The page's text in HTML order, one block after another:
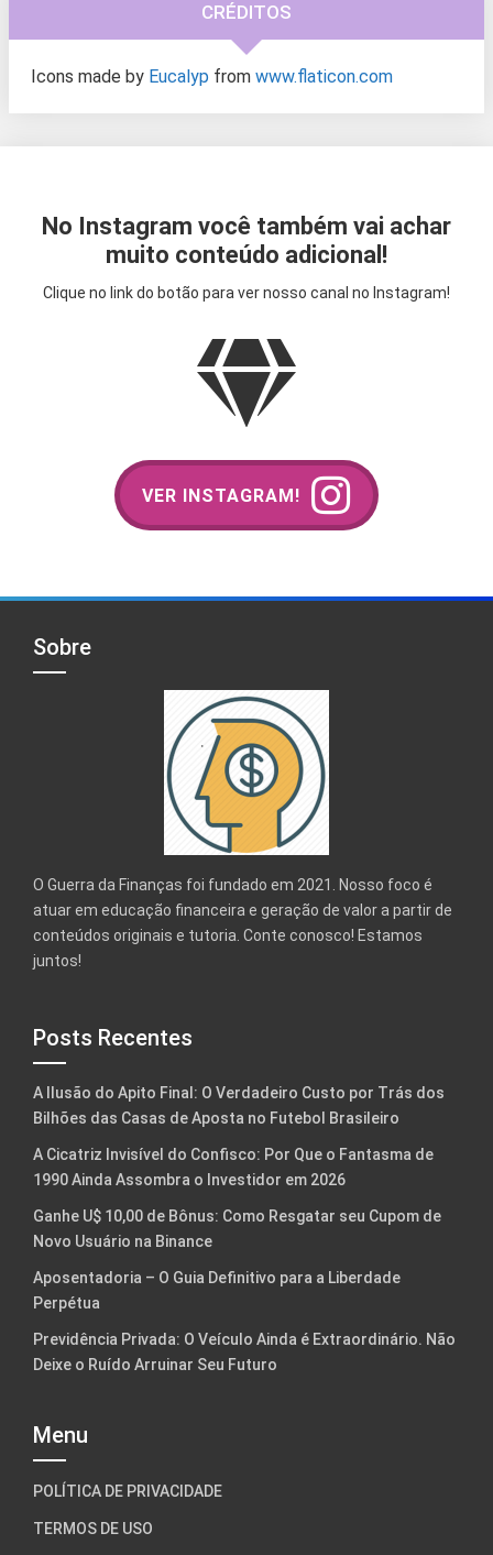
CRÉDITOS
Icons made by Eucalyp from www.flaticon.com
No Instagram você também vai achar
muito conteúdo adicional!
Clique no link do botão para ver nosso canal no Instagram!
VER INSTAGRAM!
Sobre
O Guerra da Finanças foi fundado em 2021. Nosso foco é
atuar em educação financeira e geração de valor a partir de
conteúdos originais e tutoria. Conte conosco! Estamos
juntos!
Posts Recentes
A Ilusão do Apito Final: O Verdadeiro Custo por Trás dos
Bilhões das Casas de Aposta no Futebol Brasileiro
A Cicatriz Invisível do Confisco: Por Que o Fantasma de
1990 Ainda Assombra o Investidor em 2026
Ganhe U$ 10,00 de Bônus: Como Resgatar seu Cupom de
Novo Usuário na Binance
Aposentadoria – O Guia Definitivo para a Liberdade
Perpétua
Previdência Privada: O Veículo Ainda é Extraordinário. Não
Deixe o Ruído Arruinar Seu Futuro
Menu
POLÍTICA DE PRIVACIDADE
TERMOS DE USO